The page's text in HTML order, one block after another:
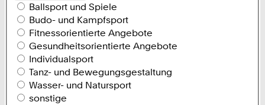
Ballsport und Spiele
Budo- und Kampfsport
Fitnessorientierte Angebote
Gesundheitsorientierte Angebote
Individualsport
Tanz- und Bewegungsgestaltung
Wasser- und Natursport
sonstige